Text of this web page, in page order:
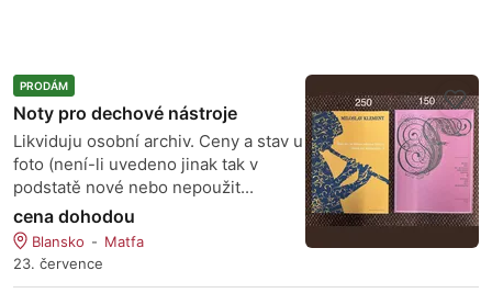
PRODÁM
Noty pro dechové nástroje
Likviduju osobní archiv. Ceny a stav u
foto (není-li uvedeno jinak tak v
podstatě nové nebo nepoužit...
cena dohodou
Blansko
Matfa
23. července